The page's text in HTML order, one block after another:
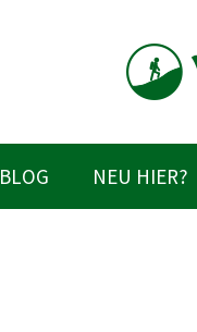
BLOG NEU HIER?